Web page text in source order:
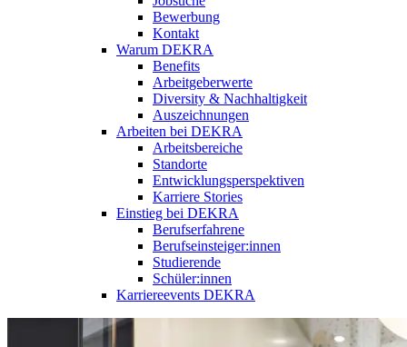
Bewerbung
Kontakt
Warum DEKRA
Benefits
Arbeitgeberwerte
Diversity & Nachhaltigkeit
Auszeichnungen
Arbeiten bei DEKRA
Arbeitsbereiche
Standorte
Entwicklungsperspektiven
Karriere Stories
Einstieg bei DEKRA
Berufserfahrene
Berufseinsteiger:innen
Studierende
Schüler:innen
Karriereevents DEKRA